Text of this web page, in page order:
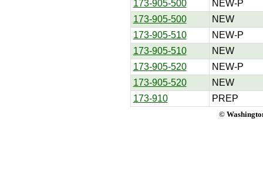
173-905-500
NEW-P
173-905-500
NEW
173-905-510
NEW-P
173-905-510
NEW
173-905-520
NEW-P
173-905-520
NEW
173-910
PREP
©